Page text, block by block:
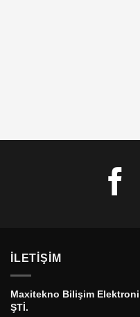
İLETIŞIM
Maxitekno Bilişim
ŞTİ.